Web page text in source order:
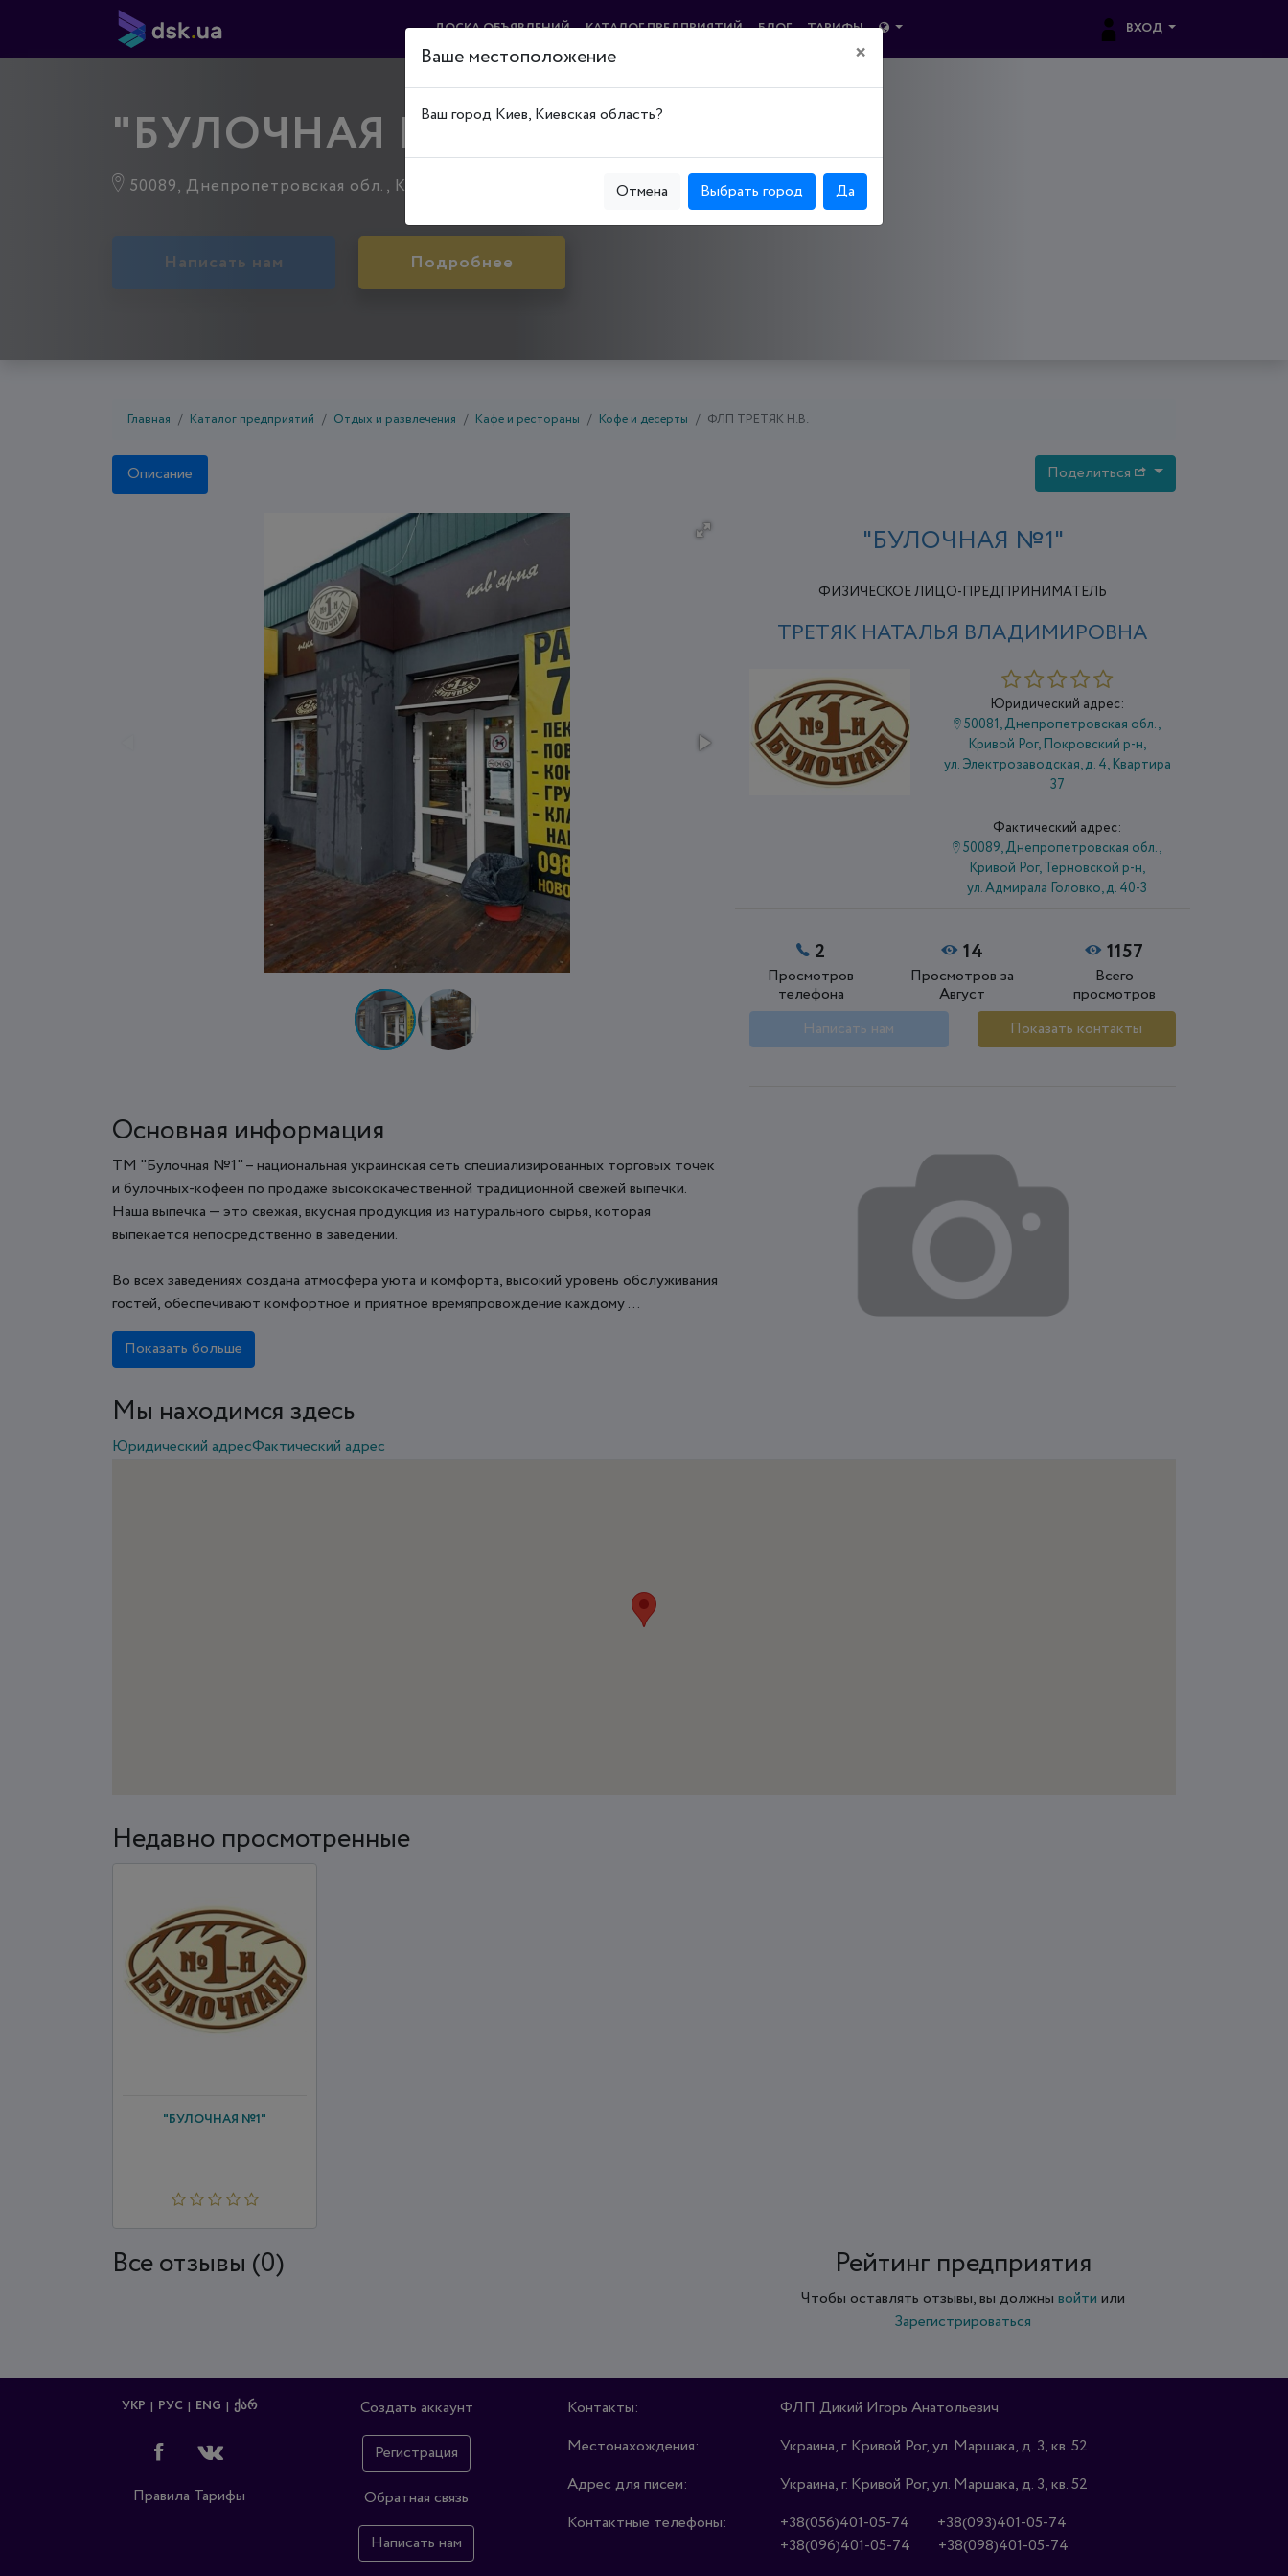
ДОСКА ОБЪЯВЛЕНИЙ КАТАЛОГ ПРЕДПРИЯТИЙ БЛОГ ТАРИФЫ ВХОД
"БУЛОЧНАЯ №1"
50089, Днепропетровская обл., Кривой Рог, Терновской р-н, ул. Адмирала Головко, д. 40-3
Написать нам Подробнее
Главная Каталог предприятий Отдых и развлечения Кафе и рестораны Кофе и десерты ФЛП ТРЕТЯК Н.В.
Описание Поделиться
"БУЛОЧНАЯ №1"
ФИЗИЧЕСКОЕ ЛИЦО-ПРЕДПРИНИМАТЕЛЬ
ТРЕТЯК НАТАЛЬЯ ВЛАДИМИРОВНА
Юридический адрес:
50081, Днепропетровская обл.,
Кривой Рог, Покровский р-н,
ул. Электрозаводская, д. 4, Квартира
37
Фактический адрес:
50089, Днепропетровская обл.,
Кривой Рог, Терновской р-н,
ул. Адмирала Головко, д. 40-3
2
Просмотров
телефона
14
Просмотров за
Август
1157
Всего
просмотров
Написать нам
Показать контакты
Основная информация
ТМ "Булочная №1" – национальная украинская сеть специализированных торговых точек
и булочных-кофеен по продаже высококачественной традиционной свежей выпечки.
Наша выпечка — это свежая, вкусная продукция из натурального сырья, которая
выпекается непосредственно в заведении.
Во всех заведениях создана атмосфера уюта и комфорта, высокий уровень обслуживания
гостей, обеспечивают комфортное и приятное времяпровождение каждому ...
Показать больше
Мы находимся здесь
Юридический адресФактический адрес
Недавно просмотренные
"БУЛОЧНАЯ №1"
Все отзывы (0) Рейтинг предприятия
Чтобы оставлять отзывы, вы должны войти или
Зарегистрироваться
УКР РУС ENG ᲥᲐᲠ
Правила Тарифы
Создать аккаунт
Регистрация
Обратная связь
Написать нам
Контакты:
ФЛП Дикий Игорь Анатольевич
Местонахождения:
Украина, г. Кривой Рог, ул. Маршака, д. 3, кв. 52
Адрес для писем:
Украина, г. Кривой Рог, ул. Маршака, д. 3, кв. 52
Контактные телефоны:
+38(056)401-05-74
+38(093)401-05-74
+38(096)401-05-74
+38(098)401-05-74
Ваше местоположение ×
Ваш город Киев, Киевская область?
Отмена Выбрать город Да